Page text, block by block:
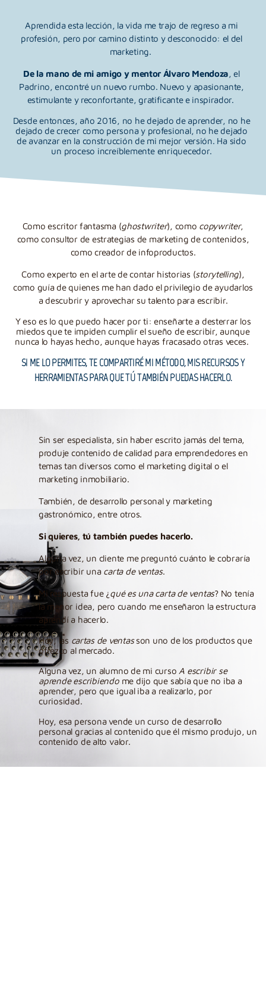
Aprendida esta lección, la vida me trajo de regreso a mi
profesión, pero por camino distinto y desconocido: el del
marketing.
De la mano de mi amigo y mentor Álvaro Mendoza, el
Padrino, encontré un nuevo rumbo. Nuevo y apasionante,
estimulante y reconfortante, gratificante e inspirador.
Desde entonces, año 2016, no he dejado de aprender, no he
dejado de crecer como persona y profesional, no he dejado
de avanzar en la construcción de mi mejor versión. Ha sido
un proceso increíblemente enriquecedor.
Como escritor fantasma (ghostwriter), como copywriter,
como consultor de estrategias de marketing de contenidos,
como creador de infoproductos.
Como experto en el arte de contar historias (storytelling),
como guía de quienes me han dado el privilegio de ayudarlos
a descubrir y aprovechar su talento para escribir.
Y eso es lo que puedo hacer por ti: enseñarte a desterrar los
miedos que te impiden cumplir el sueño de escribir, aunque
nunca lo hayas hecho, aunque hayas fracasado otras veces.
SI ME LO PERMITES, TE COMPARTIRÉ MI MÉTODO, MIS RECURSOS Y
HERRAMIENTAS PARA QUE TÚ TAMBIÉN PUEDAS HACERLO.
Sin ser especialista, sin haber escrito jamás del tema,
produje contenido de calidad para emprendedores en
temas tan diversos como el marketing digital o el
marketing inmobiliario.
También, de desarrollo personal y marketing
gastronómico, entre otros.
Si quieres, tú también puedes hacerlo.
Alguna vez, un cliente me preguntó cuánto le cobraría
por escribir una carta de ventas.
Mi respuesta fue ¿qué es una carta de ventas? No tenía
la menor idea, pero cuando me enseñaron la estructura
aprendí a hacerlo.
Hoy, las cartas de ventasson uno de los productos que
ofrezco al mercado.
Alguna vez, un alumno de mi curso A escribir se
aprende escribiendome dijo que sabía que no iba a
aprender, pero que igual iba a realizarlo, por
curiosidad.
Hoy, esa persona vende un curso de desarrollo
personal gracias al contenido que él mismo produjo, un
contenido de alto valor.